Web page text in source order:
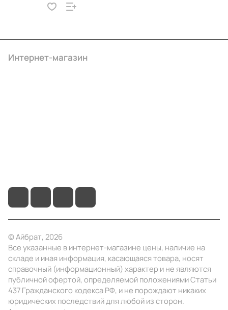
Интернет-магазин
© Айбрат, 2026
Все указанные в интернет-магазине цены, наличие на
складе и иная информация, касающаяся товара, носят
справочный (информационный) характер и не являются
публичной офертой, определяемой положениями Статьи
437 Гражданского кодекса РФ, и не порождают никаких
юридических последствий для любой из сторон.